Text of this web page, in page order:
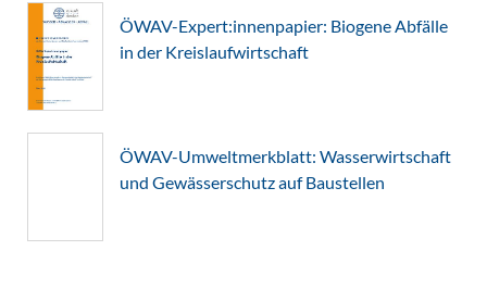
ÖWAV-Expert:innenpapier: Biogene Abfälle
in der Kreislaufwirtschaft
ÖWAV-Umweltmerkblatt: Wasserwirtschaft
und Gewässerschutz auf Baustellen